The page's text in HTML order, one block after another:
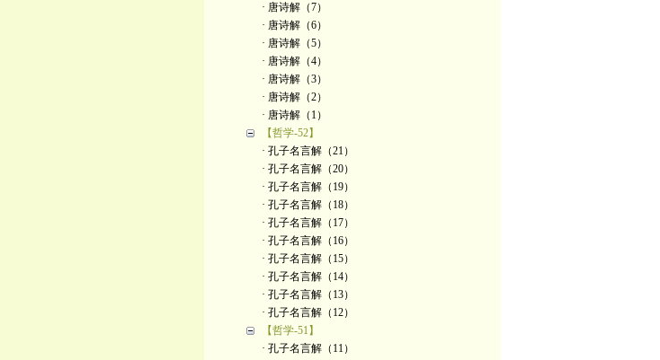
· 唐诗解（7）
· 唐诗解（6）
· 唐诗解（5）
· 唐诗解（4）
· 唐诗解（3）
· 唐诗解（2）
· 唐诗解（1）
【哲学-52】
· 孔子名言解（21）
· 孔子名言解（20）
· 孔子名言解（19）
· 孔子名言解（18）
· 孔子名言解（17）
· 孔子名言解（16）
· 孔子名言解（15）
· 孔子名言解（14）
· 孔子名言解（13）
· 孔子名言解（12）
【哲学-51】
· 孔子名言解（11）